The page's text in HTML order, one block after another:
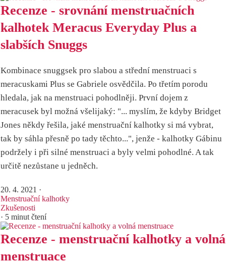
Recenze - srovnání menstruačních
kalhotek Meracus Everyday Plus a
slabších Snuggs
Kombinace snuggsek pro slabou a střední menstruaci s
meracuskami Plus se Gabriele osvědčila. Po třetím porodu
hledala, jak na menstruaci pohodlněji. První dojem z
meracusek byl možná všelijaký: "... myslím, že kdyby Bridget
Jones někdy řešila, jaké menstruační kalhotky si má vybrat,
tak by sáhla přesně po tady těchto...", jenže - kalhotky Gábinu
podržely i při silné menstruaci a byly velmi pohodlné. A tak
určitě nezůstane u jedněch.
20. 4. 2021 ·
Menstruační kalhotky
Zkušenosti
· 5 minut čtení
Recenze - menstruační kalhotky a volná
menstruace